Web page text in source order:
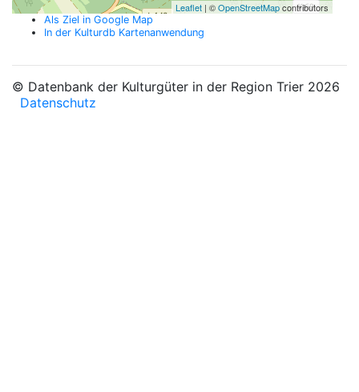
Leaflet | ©OpenStreetMapcontributors
Als Ziel in Google Map
In der Kulturdb Kartenanwendung
© Datenbank der Kulturgüter in der Region Trier 2026
Datenschutz